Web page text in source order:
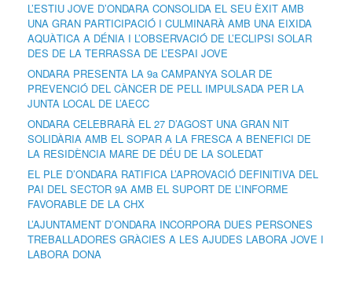
L’ESTIU JOVE D’ONDARA CONSOLIDA EL SEU ÈXIT AMB
UNA GRAN PARTICIPACIÓ I CULMINARÀ AMB UNA EIXIDA
AQUÀTICA A DÉNIA I L’OBSERVACIÓ DE L’ECLIPSI SOLAR
DES DE LA TERRASSA DE L’ESPAI JOVE
ONDARA PRESENTA LA 9a CAMPANYA SOLAR DE
PREVENCIÓ DEL CÀNCER DE PELL IMPULSADA PER LA
JUNTA LOCAL DE L’AECC
ONDARA CELEBRARÀ EL 27 D’AGOST UNA GRAN NIT
SOLIDÀRIA AMB EL SOPAR A LA FRESCA A BENEFICI DE
LA RESIDÈNCIA MARE DE DÉU DE LA SOLEDAT
EL PLE D’ONDARA RATIFICA L’APROVACIÓ DEFINITIVA DEL
PAI DEL SECTOR 9A AMB EL SUPORT DE L’INFORME
FAVORABLE DE LA CHX
L’AJUNTAMENT D’ONDARA INCORPORA DUES PERSONES
TREBALLADORES GRÀCIES A LES AJUDES LABORA JOVE I
LABORA DONA